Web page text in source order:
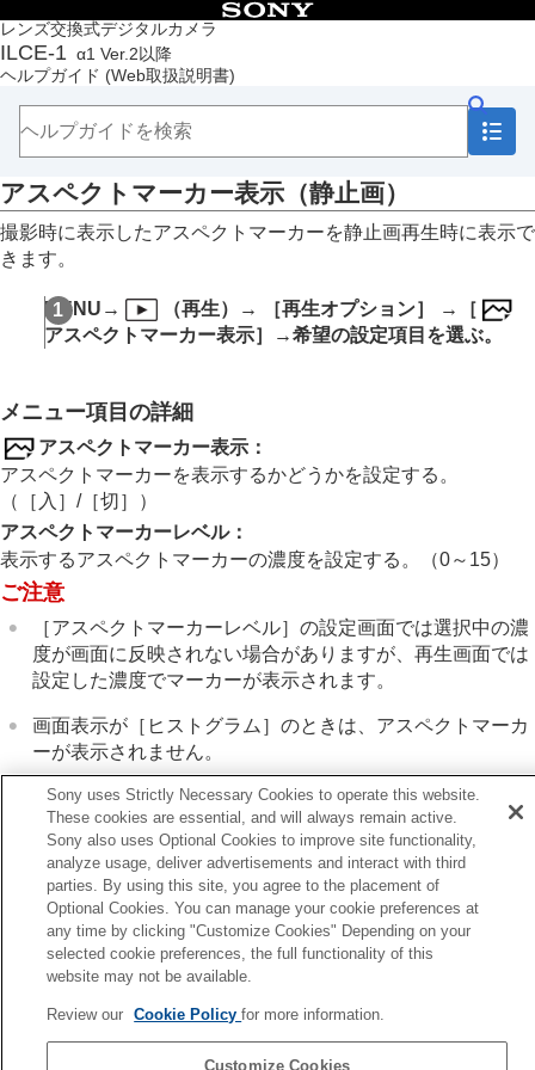
レンズ交換式デジタルカメラ
ILCE-1 α1 Ver.2以降
ヘルプガイド (Web取扱説明書)
目次
トップページ
ヘルプガイドの使いかた
本体と付属品を確認する
本機の基本操作
準備/基本的な撮影
MENU一覧から機能を探す
撮影機能を活用する
再生する
この章の目次
一覧表示で再生する（
再生フィルターの条件設定
画像の並び順
グループ表示
フォーカス枠表示
アスペクトマーカー表示
日時指定で画像表示
送り設定 ）
撮影した画像を保護する（プロテクト）
画像に情報を追加する
動画から静止画を切り出す
メモリーカード間で画像をコピーする（
画像を削除する
テレビと接続して画像を見る
カメラの設定を変更する
スマートフォンでできること
パソコンでできること
クラウドサービスを利用する
故障かな？と思ったら
アスペクトマーカー表示 （静止画）
撮影時に表示したアスペクトマーカーを静止画再生時に表示で
きます。
MENU → （再生）→ ［再生オプション］ →
［
アスペクトマーカー表示］
→希望の設定項目を選ぶ。
メニュー項目の詳細
アスペクトマーカー表示：
アスペクトマーカーを表示するかどうかを設定する。
（
［入］ /［切］
）
アスペクトマーカーレベル：
表示するアスペクトマーカーの濃度を設定する。（0～15）
ご注意
［アスペクトマーカーレベル］の設定画面では選択中の濃
度が画面に反映されない場合がありますが、再生画面では
設定した濃度でマーカーが表示されます。
画面表示が ［ヒストグラム］のときは、アスペクトマーカ
ーが表示されません。
ーカス枠表示（再生）
次へ
日時指定で画像
ヘルプガイドをご覧ください。
Sony uses Strictly Necessary Cookies to operate this website.
These cookies are essential, and will always remain active.
Sony also uses Optional Cookies to improve site functionality,
analyze usage, deliver advertisements and interact with third
parties. By using this site, you agree to the placement of
Optional Cookies. You can manage your cookie preferences at
any time by clicking "Customize Cookies" Depending on your
selected cookie preferences, the full functionality of this
website may not be available.
Review our Cookie Policyfor more information.
Customize Cookies